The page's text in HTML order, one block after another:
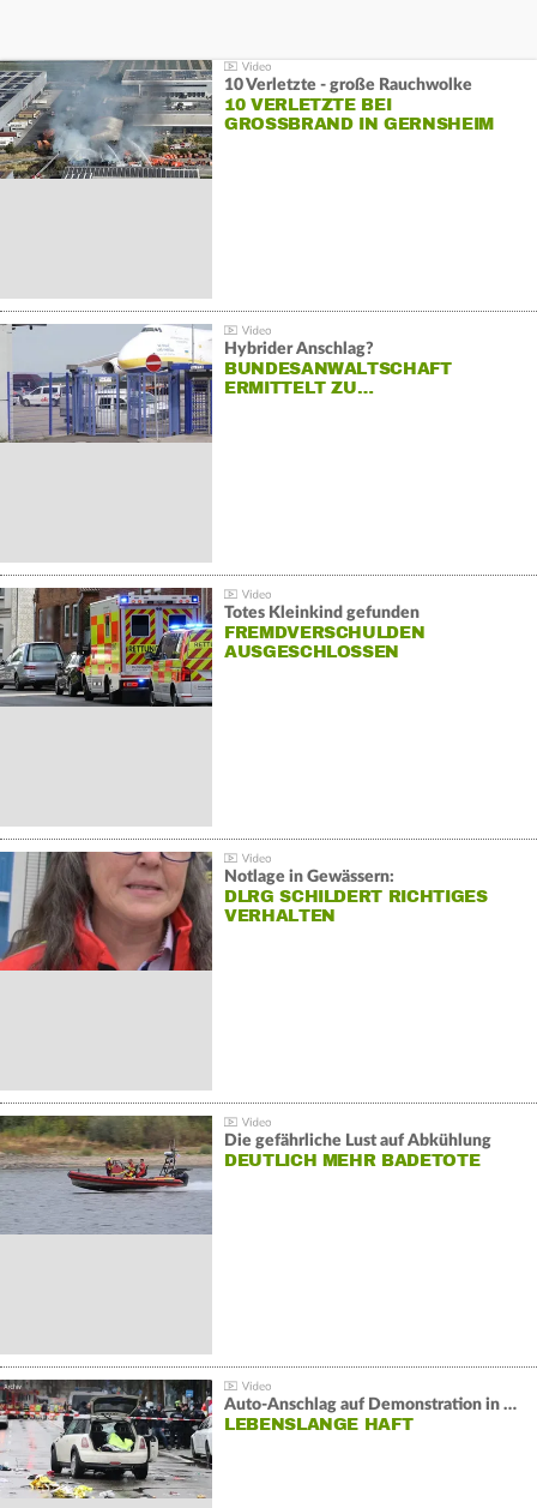
10 Verletzte - große Rauchwolke
10 VERLETZTE BEI
GROSSBRAND IN GERNSHEIM
Hybrider Anschlag?
BUNDESANWALTSCHAFT
ERMITTELT ZU…
Totes Kleinkind gefunden
FREMDVERSCHULDEN
AUSGESCHLOSSEN
Notlage in Gewässern:
DLRG SCHILDERT RICHTIGES
VERHALTEN
Die gefährliche Lust auf Abkühlung
DEUTLICH MEHR BADETOTE
Auto-Anschlag auf Demonstration in München:
LEBENSLANGE HAFT